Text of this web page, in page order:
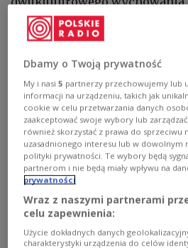
mieszkające na emigracji.
Dbamy o Twoją prywatność
My i nasi5 partnerzy przechowujemy lub
informacji na urządzeniu, takich jak
cookie w celu przetwarzania danych
zaakceptować swoje wybory lub
również skorzystać z prawa do sprzeciwu
uzasadnionego interesu lub w dowolnym
polityki prywatności. Te wybory będą
partnerom i nie będą miały wpływu na
prywatności
Wraz z naszymi partnerami
celu zapewnienia:
Użycie dokładnych danych
charakterystyki urządzenia do celów